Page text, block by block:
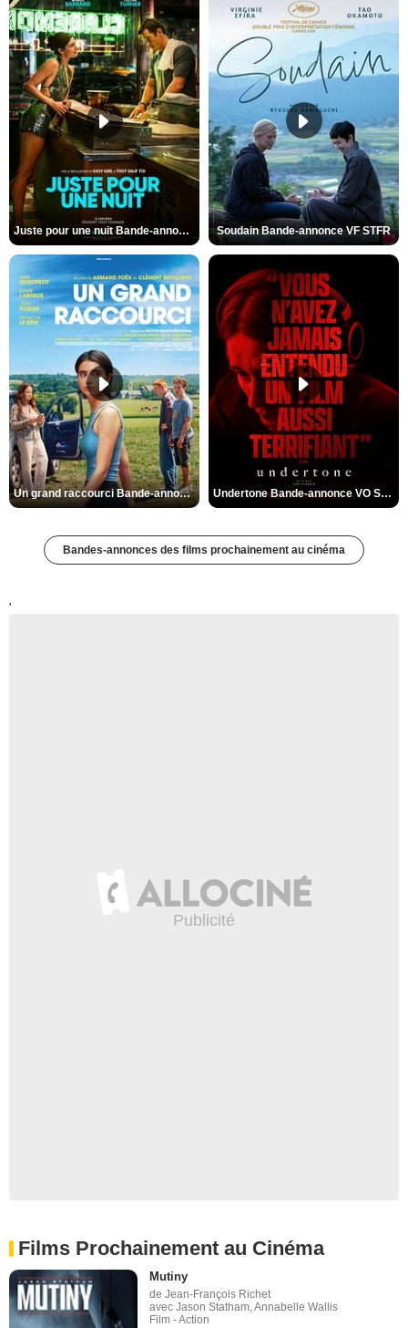
Juste pour une nuit Bande-annonce VO STFR Soudain Bande-annonce VF STFR
Un grand raccourci Bande-annonce VF Undertone Bande-annonce VO STFR
Bandes-annonces des films prochainement au cinéma
'
Films Prochainement au Cinéma
Mutiny
de Jean-François Richet
avec Jason Statham, Annabelle Wallis
Film - Action